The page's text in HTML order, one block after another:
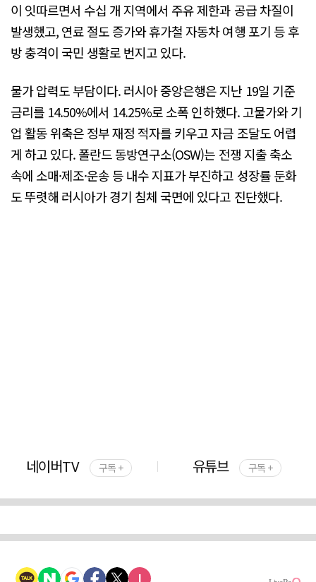
이 잇따르면서 수십 개 지역에서 주유 제한과 공급 차질이
발생했고, 연료 절도 증가와 휴가철 자동차 여행 포기 등 후
방 충격이 국민 생활로 번지고 있다.
물가 압력도 부담이다. 러시아 중앙은행은 지난 19일 기준
금리를 14.50%에서 14.25%로 소폭 인하했다. 고물가와 기
업 활동 위축은 정부 재정 적자를 키우고 자금 조달도 어렵
게 하고 있다. 폴란드 동방연구소(OSW)는 전쟁 지출 축소
속에 소매·제조·운송 등 내수 지표가 부진하고 성장률 둔화
도 뚜렷해 러시아가 경기 침체 국면에 있다고 진단했다.
네이버TV 구독 + 유튜브 구독 +